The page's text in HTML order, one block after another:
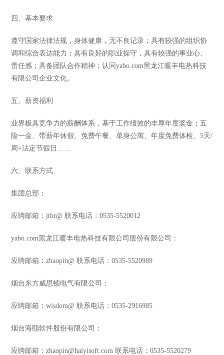
四、基本要求
遵守国家法律法规，身体健康，无不良记录；具有较强的组织协
调和综合表达能力；具有良好的职业操守，具有较强的事业心、
责任感；具备团队合作精神；认同yabo.com黑龙江暖丰电热科技
有限公司企业文化。
五、薪资福利
业界极具竞争力的薪酬体系，基于工作绩效的丰厚年度奖金；五
险一金、带薪年休假、免费午餐、单身公寓、年度免费体检、5天/
周+法定节假日……
六、联系方式
集团总部：
应聘邮箱：jthr@ 联系电话：0535-5520012
yabo.com黑龙江暖丰电热科技有限公司股份有限公司：
应聘邮箱：zhaopin@ 联系电话：0535-5520989
烟台东方威思顿电气有限公司：
应聘邮箱：wisdom@ 联系电话：0535-2916985
烟台海颐软件股份有限公司：
应聘邮箱：zhaopin@haiyisoft.com 联系电话：0535-5520279